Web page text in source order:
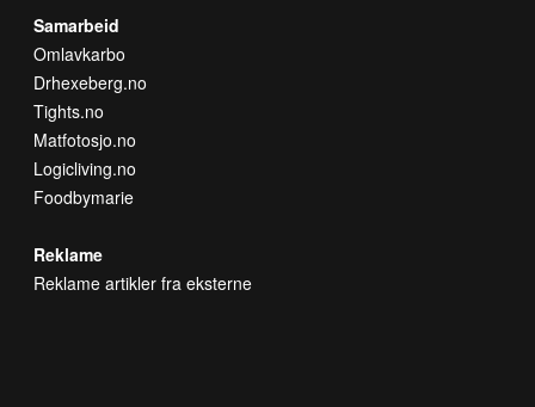
Samarbeid
Omlavkarbo
Drhexeberg.no
Tights.no
Matfotosjo.no
Logicliving.no
Foodbymarie
Reklame
Reklame artikler fra eksterne